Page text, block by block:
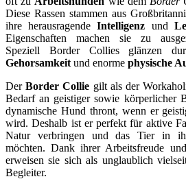
Diese Rassen stammen aus
ihre herausragendeIntelligenz und
Eigenschaften machen sie zu
Speziell Border Collies glänzen
Gehorsamkeit und enorme physische
DerBorder Collie gilt als der
Bedarf an geistiger sowie körperlicher
dynamische Hund thront, wenn er
wird. Deshalb ist er perfekt für aktive
Natur verbringen und das Tier in
möchten. Dank ihrer Arbeitsfreude
erweisen sie sich als unglaublich
Begleiter.